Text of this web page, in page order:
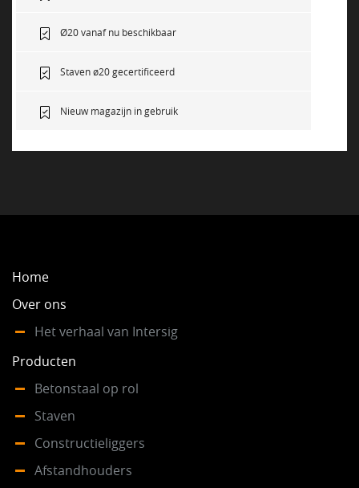
Ø20 vanaf nu beschikbaar
Staven ø20 gecertificeerd
Nieuw magazijn in gebruik
Home
Over ons
Het verhaal van Intersig
Producten
Betonstaal op rol
Staven
Constructieliggers
Afstandhouders